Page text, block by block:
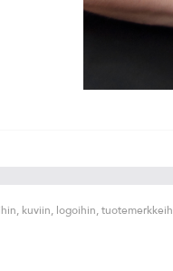
kuviin, logoihin,